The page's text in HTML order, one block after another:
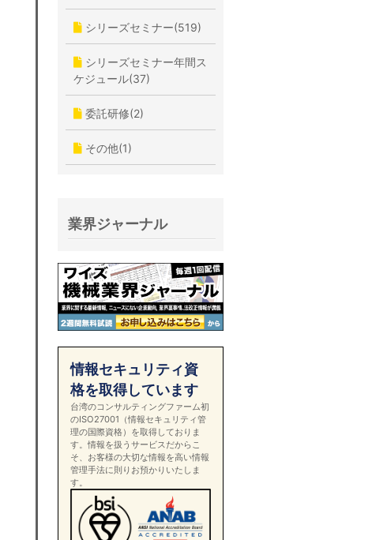
シリーズセミナー(519)
シリーズセミナー年間ス
ケジュール(37)
委託研修(2)
その他(1)
業界ジャーナル
情報セキュリティ資
格を取得しています
台湾のコンサルティングファーム初
のISO27001（情報セキュリティ管
理の国際資格）を取得しておりま
す。情報を扱うサービスだからこ
そ、お客様の大切な情報を高い情報
管理手法に則りお預かりいたしま
す。